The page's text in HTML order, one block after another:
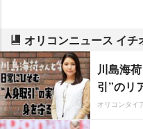
オリコンニュース イチ
川島海
引”のリ
オリコンタイ